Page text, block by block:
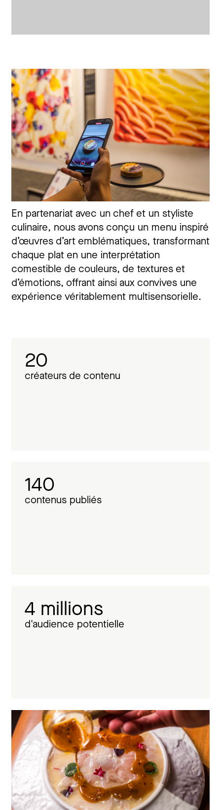
En partenariat avec un chef et un styliste
culinaire, nous avons conçu un menu inspiré
d’œuvres d’art emblématiques, transformant
chaque plat en une interprétation
comestible de couleurs, de textures et
d’émotions, offrant ainsi aux convives une
expérience véritablement multisensorielle.
20
créateurs de contenu
140
contenus publiés
4 millions
d'audience potentielle